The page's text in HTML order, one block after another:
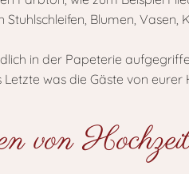
Blumen,
in der Papeterie
was die Gäste von
von